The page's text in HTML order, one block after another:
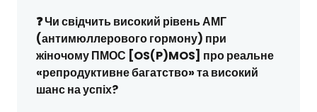
❓ Чи свідчить високий рівень АМГ
(антимюллерового гормону) при
жіночому ПМОС [OS(P)MOS] про реальне
«репродуктивне багатство» та високий
шанс на успіх?